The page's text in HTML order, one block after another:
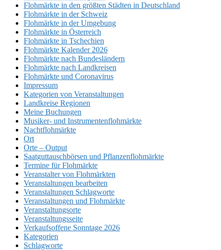
Flohmärkte in den größten Städten in Deutschland
Flohmärkte in der Schweiz
Flohmärkte in der Umgebung
Flohmärkte in Österreich
Flohmärkte in Tschechien
Flohmärkte Kalender 2026
Flohmärkte nach Bundesländern
Flohmärkte nach Landkreisen
Flohmärkte und Coronavirus
Impressum
Kategorien von Veranstaltungen
Landkreise Regionen
Meine Buchungen
Musiker- und Instrumentenflohmärkte
Nachtflohmärkte
Ort
Orte – Output
Saatguttauschbörsen und Pflanzenflohmärkte
Termine für Flohmärkte
Veranstalter von Flohmärkten
Veranstaltungen bearbeiten
Veranstaltungen Schlagworte
Veranstaltungen und Flohmärkte
Veranstaltungsorte
Veranstaltungsseite
Verkaufsoffene Sonntage 2026
Kategorien
Schlagworte